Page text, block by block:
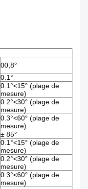
00,8°
0.1°
0.1°<15° (plage de
mesure)
0.2°<30° (plage de
mesure)
0.3°<60° (plage de
mesure)
± 85°
0.1°<15° (plage de
mesure)
0.2°<30° (plage de
mesure)
0.3°<60° (plage de
mesure)